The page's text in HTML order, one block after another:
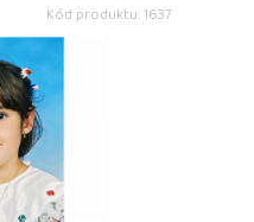
Kód produktu: 1637